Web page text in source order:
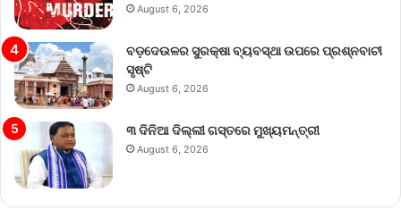
August 6, 2026
ବଡ଼ଦେଉଳର ସୁରକ୍ଷା ବ୍ୟବସ୍ଥା ଉପରେ ପ୍ରଶ୍ନବାଚୀ
ସୃଷ୍ଟି
August 6, 2026
୩ ଦିନିଆ ଦିଲ୍ଲୀ ଗସ୍ତରେ ମୁଖ୍ୟମନ୍ତ୍ରୀ
August 6, 2026